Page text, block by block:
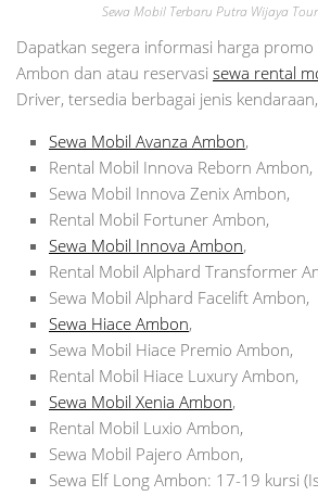
Sewa Mobil Terbaru Putra Wijaya
Dapatkan segera informasi harga promo
Ambon dan atau reservasi sewa rental
Driver, tersedia berbagai jenis
Sewa Mobil Avanza Ambon,
Rental Mobil Innova Reborn Ambon,
Sewa Mobil Innova Zenix Ambon,
Rental Mobil Fortuner Ambon,
Sewa Mobil Innova Ambon,
Rental Mobil Alphard Transformer
Sewa Mobil Alphard Facelift Ambon,
Sewa Hiace Ambon,
Sewa Mobil Hiace Premio Ambon,
Rental Mobil Hiace Luxury Ambon,
Sewa Mobil Xenia Ambon,
Rental Mobil Luxio Ambon,
Sewa Mobil Pajero Ambon,
Sewa Elf Long Ambon: 17-19 kursi